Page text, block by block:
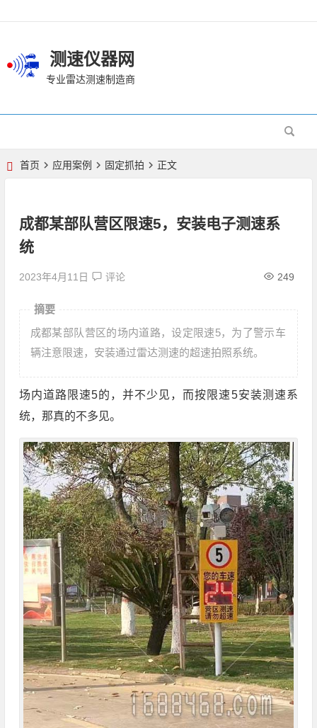
测速仪器网
专业雷达测速制造商
首页 应用案例 固定抓拍 正文
成都某部队营区限速5，安装电子测速系
统
2023年4月11日 评论 249
摘要
成都某部队营区的场内道路，设定限速5，为了警示车
辆注意限速，安装通过雷达测速的超速拍照系统。
场内道路限速5的，并不少见，而按限速5安装测速系
统，那真的不多见。